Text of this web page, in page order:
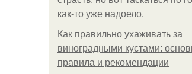
как-то уже надоело.
Как правильно ухаживать за
виноградными кустами:
правила и рекомендации